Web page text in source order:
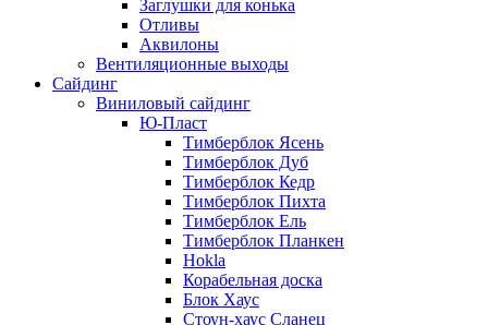
Заглушки для конька
Отливы
Аквилоны
Вентиляционные выходы
Сайдинг
Виниловый сайдинг
Ю-Пласт
Тимберблок Ясень
Тимберблок Дуб
Тимберблок Кедр
Тимберблок Пихта
Тимберблок Ель
Тимберблок Планкен
Hokla
Корабельная доска
Блок Хаус
Стоун-хаус Сланец